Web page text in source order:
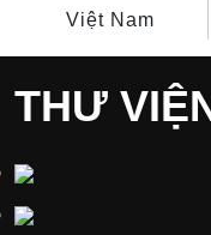
Việt Nam
THƯ